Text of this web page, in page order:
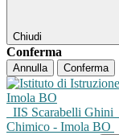
Chiudi
Conferma
Annulla Conferma
IIS Scarabelli Ghini
Chimico - Imola BO